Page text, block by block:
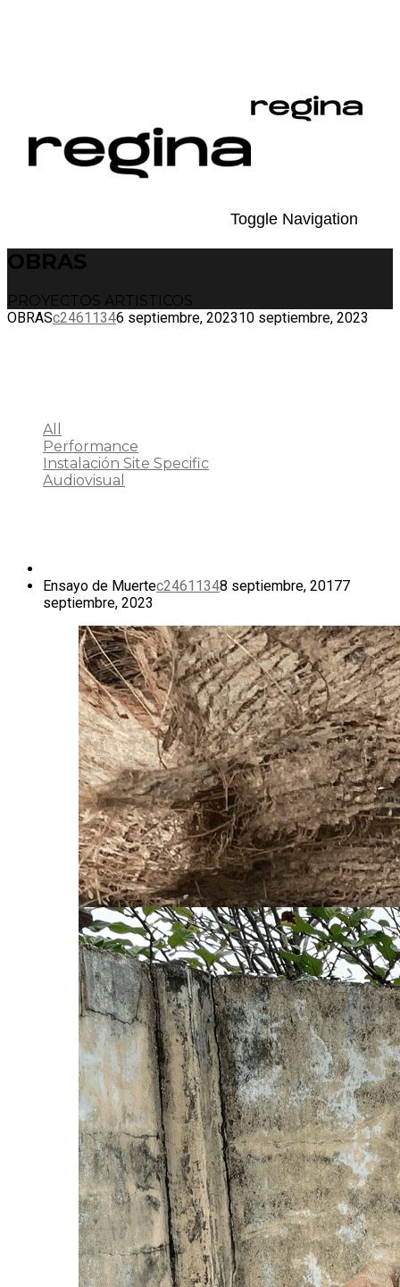
Toggle Navigation
OBRAS
PROYECTOS ARTISTICOS
OBRASc24611346 septiembre, 202310 septiembre, 2023
All
Performance
Instalación Site Specific
Audiovisual
Ensayo de Muertec24611348 septiembre, 20177
septiembre, 2023